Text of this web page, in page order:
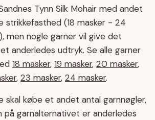
Tynn Silk Mohair med andet
strikkefasthed (18 masker - 24
men nogle garner vil give det
anderledes udtryk. Se alle garner
18 masker, 19 masker, 20 masker,
, 23 masker, 24 masker.
skal købe et andet antal garnnøgler,
på garnalternativet er anderledes